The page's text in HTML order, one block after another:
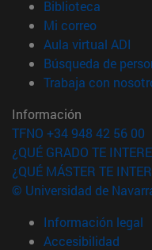
Biblioteca
Mi correo(abre en
Aula virtual ADI
Búsqueda de
Trabaja con
Información
TFNO +34 948 42 56 00
¿QUÉ GRADO TE
¿QUÉ MÁSTER TE
© Universidad de
Información legal
Accesibilidad